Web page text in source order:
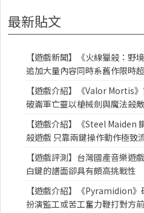
最新貼文
【遊戲新聞】《火線獵殺：野
追加大量內容同時系舊作限時
【遊戲介紹】《Valor Mortis
破崙軍亡靈以槍械劍與魔法殺敵
【遊戲介紹】《Steel Maiden
殺遊戲 只靠兩鍵操作動作極致
【遊戲評測】台灣國產音樂遊
白鍵的譜面卻具有頗高挑戰性
【遊戲介紹】《Pyramidion
扮演監工或苦工奮力鞭打對方